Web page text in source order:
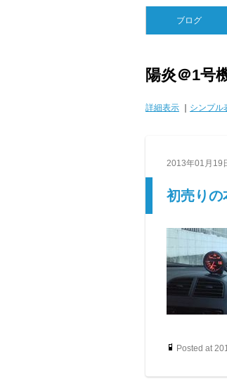
ブログ
陽炎＠1号
詳細表示 シンプル
2013年01月19
初売りの
Posted at